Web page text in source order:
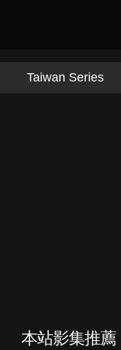
Taiwan Series
本站影集推薦